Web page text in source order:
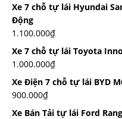
Xe 7 chỗ tự lái Hyundai
Động
1.100.000₫
Xe 7 chỗ tự lái Toyota
1.000.000₫
Xe Điện 7 chỗ tự lái BYD
900.000₫
Xe Bán Tải tự lái Ford